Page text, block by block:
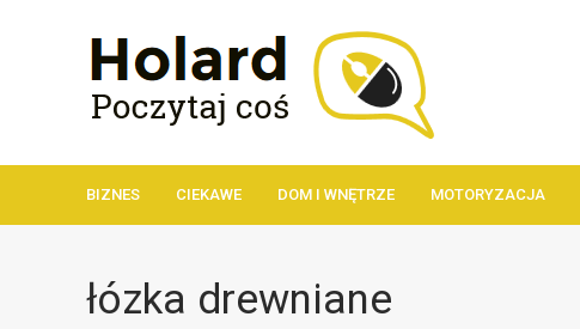
BIZNES CIEKAWE DOM I WNĘTRZE MOTORYZACJA
łózka drewniane